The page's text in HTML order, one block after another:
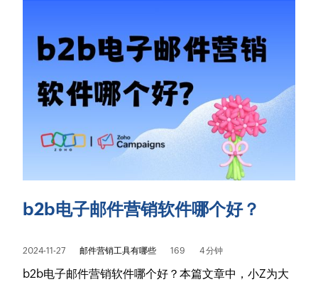
b2b电子邮件营销软件哪个好？
2024-11-27 邮件营销工具有哪些 169 4 分钟
b2b电子邮件营销软件哪个好？本篇文章中，小Z为大